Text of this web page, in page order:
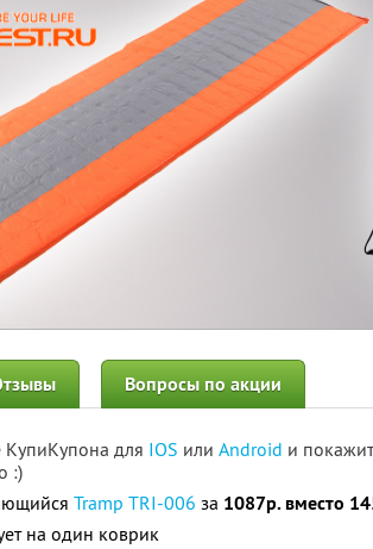
Вопросы по акции
для IOS или Android и
:)
Tramp TRI-006 за 1087р. вместо
на один коврик